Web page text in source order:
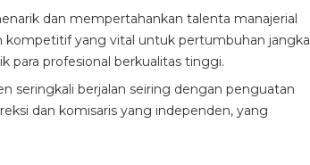
dan mempertahankan talenta manajerial
kompetitif yang vital untuk pertumbuhan jangka
para profesional berkualitas tinggi.
seringkali berjalan seiring dengan penguatan
dan komisaris yang independen, yang